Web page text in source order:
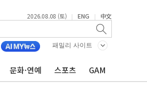
2026.08.08 (토) | ENG | 中文
패밀리 사이트
문화·연예 스포츠 GAM